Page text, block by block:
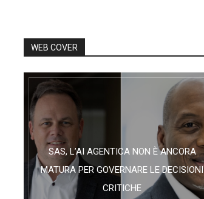
WEB COVER
SAS, L’AI AGENTICA NON È ANCORA
MATURA PER GOVERNARE LE DECISIONI
CRITICHE